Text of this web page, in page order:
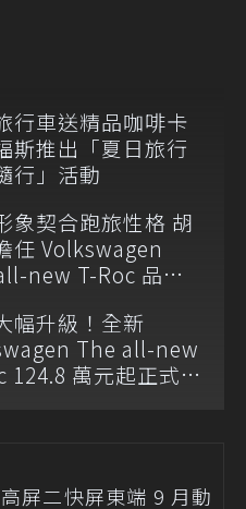
行車送精品咖啡卡
斯推出「夏日旅行
行」活動
象契合跑旅性格 胡
任 Volkswagen
new T-Roc 品牌
幅升級！全新
The all-new
124.8 萬元起正式上
屏二快屏東端 9 月動